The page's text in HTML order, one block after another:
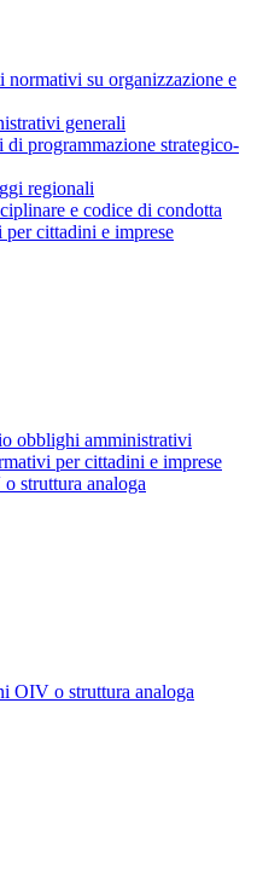
normativi su organizzazione e
generali
di programmazione strategico-
regionali
e codice di condotta
cittadini e imprese
obblighi amministrativi
per cittadini e imprese
struttura analoga
OIV o struttura analoga